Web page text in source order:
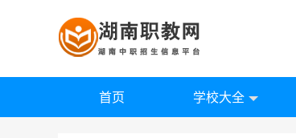
首页 学校大全